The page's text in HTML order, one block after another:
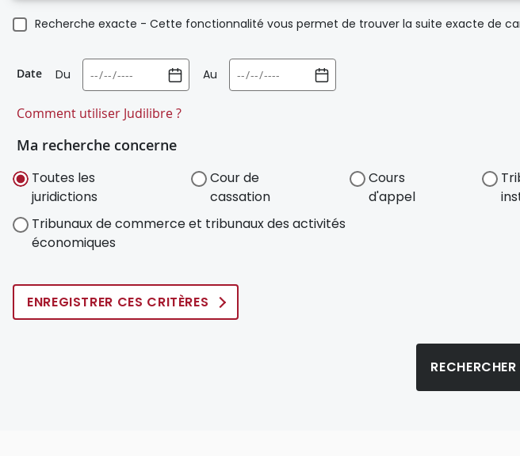
Recherche exacte - Cette fonctionnalité vous permet de trouver la suite exacte de
Date Du Au
Comment utiliser Judilibre ?
Ma recherche concerne
Toutes les
juridictions
Cour de
cassation
Cours
d'appel
Tribunaux de commerce et tribunaux des activités
économiques
ENREGISTRER CES CRITÈRES